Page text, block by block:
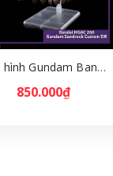
Mô hình Gundam Bandai HGAC 268 Gundam Sandrock Custom EW [GDB] [BHG]
850.000₫